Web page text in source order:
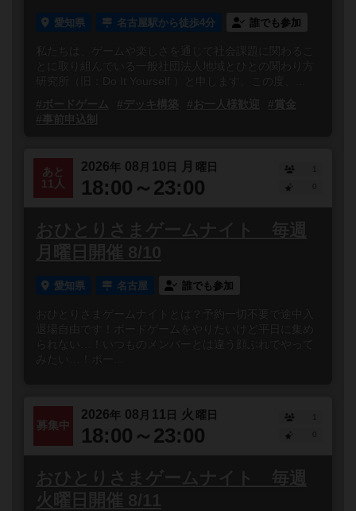
愛知県 名古屋駅から徒歩4分 誰でも参加
私たちは、ゲームや楽しさを通じて社会課題に関わるこ
とに取り組んでいる一般社団法人地域とひとの関わり方
研究所（旧：Do It Yourself ）と申します。この度、...
#ボードゲーム
#デッキ構築 #お一人様歓迎
#賞金
#事前申込制
あと
11人
2026年 08 月 10 日 月 曜日
18:00～23:00
1
おひとりさまゲームナイト 毎週
月曜日開催 8/10
愛知県 名古屋 誰でも参加
おひとりさまゲームナイトとは？予約一切不要で途中入
退場自由です！ボードゲームをやりたいけど平日に集め
られない…！いつものメンバーとは違う顔ぶれでやって
募集中
2026年 08 月 11 日 火 曜日
18:00～23:00
1
おひとりさまゲームナイト 毎週
火曜日開催 8/11